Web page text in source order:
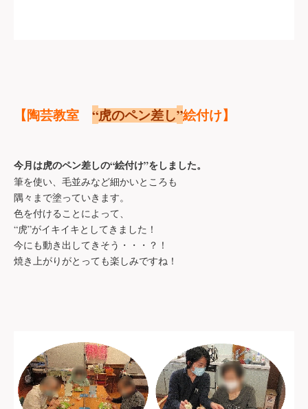
【陶芸教室 “虎のペン差し”絵付け】
今月は虎のペン差しの“絵付け”をしました。
筆を使い、毛並みなど細かいところも
隅々まで塗っていきます。
色を付けることによって、
“虎”がイキイキとしてきました！
今にも動き出してきそう・・・？！
焼き上がりがとっても楽しみですね！